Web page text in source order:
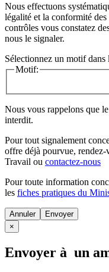
Nous effectuons
légalité et la conformité
contrôles vous constatez
nous le signaler.
Sélectionnez un motif dans
Motif:
Nous vous rappelons que
interdit.
Pour tout signalement
offre déjà pourvue, rendez-
Travail ou contactez-nous
Pour toute information
les fiches pratiques du
Annuler
×
Envoyer à un